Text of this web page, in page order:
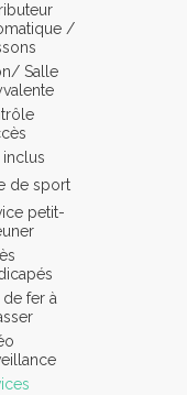
/
Salle
de sport
petit-
de fer à